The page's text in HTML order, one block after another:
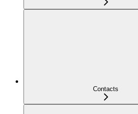
Contacts